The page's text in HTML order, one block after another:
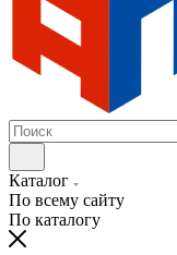
Каталог
По всему сайту
По каталогу